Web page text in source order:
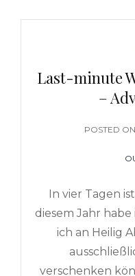
Last-minute
–
POSTED ON
In vier Tagen
diesem Jahr habe
ich an Heilig
verschenken